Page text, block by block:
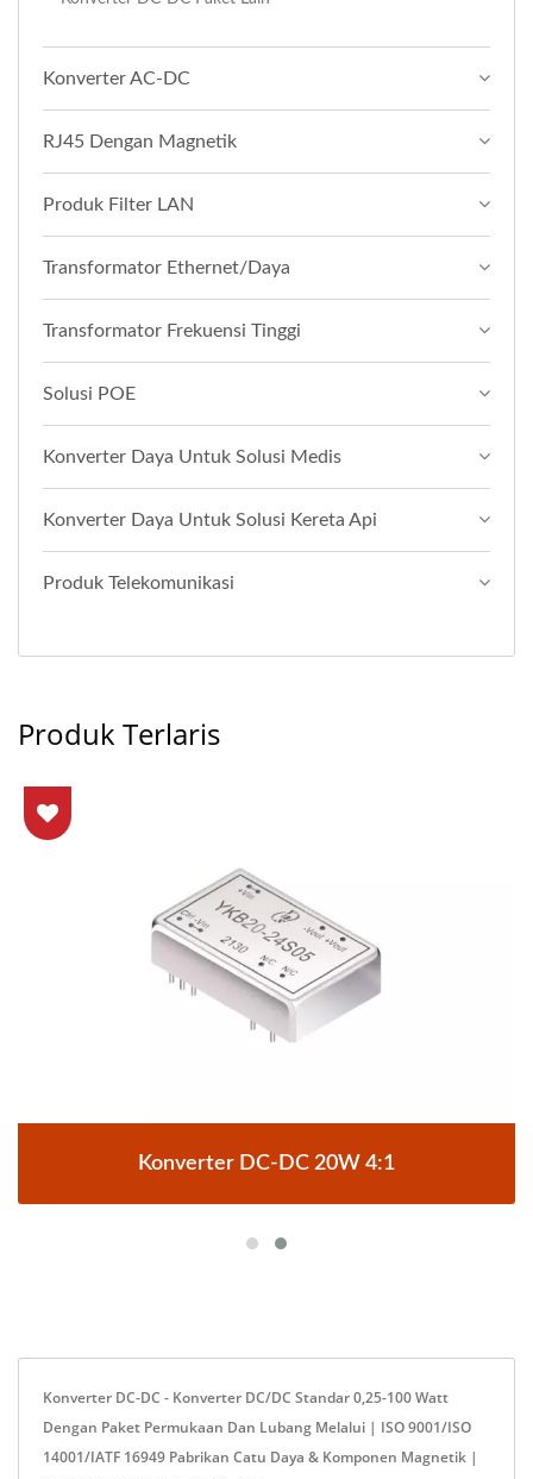
Konverter AC-DC
RJ45 Dengan Magnetik
Produk Filter LAN
Transformator Ethernet/Daya
Transformator Frekuensi Tinggi
Solusi POE
Konverter Daya Untuk Solusi Medis
Konverter Daya Untuk Solusi Kereta Api
Produk Telekomunikasi
Produk Terlaris
Konverter DC-DC 20W 4:1
Konverter DC-DC - Konverter DC/DC Standar 0,25-100 Watt
Dengan Paket Permukaan Dan Lubang Melalui | ISO 9001/ISO
14001/IATF 16949 Pabrikan Catu Daya & Komponen Magnetik |